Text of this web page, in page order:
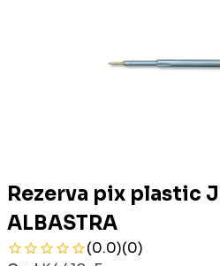
Rezerva pix plastic
ALBASTRA
(0.0)(0)